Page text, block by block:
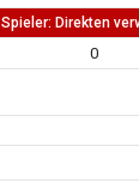
Spieler: Direkten
0